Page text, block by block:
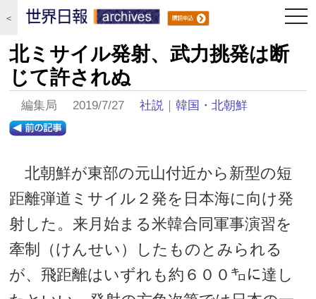
＜
北ミサイル発射、武力挑発は断
じて許されぬ
編集局 2019/7/27社説 ｜韓国・北朝鮮
北朝鮮が東部の元山付近から新型の短
距離弾道ミサイル２発を日本海に向け発
射した。来月始まる米韓合同軍事演習を
牽制（けんせい）したものとみられる
が、飛距離はいずれも約６００㌔に達し